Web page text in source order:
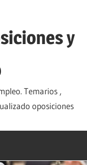
y
Temarios ,
oposiciones